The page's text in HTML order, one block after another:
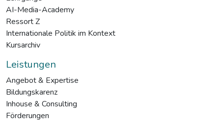
AI-Media-Academy
Ressort Z
Internationale Politik im Kontext
Kursarchiv
Leistungen
Angebot & Expertise
Bildungskarenz
Inhouse & Consulting
Förderungen